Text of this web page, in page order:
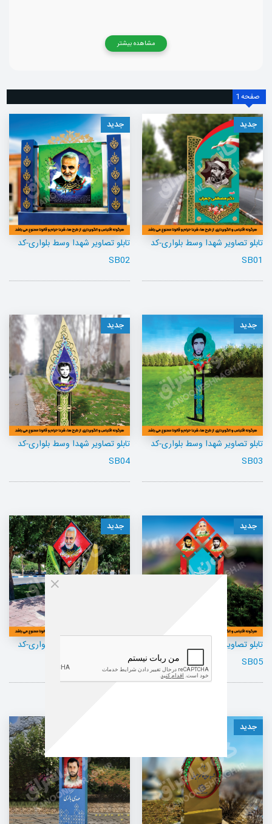
مشاهده بیشتر
صفحه 1
جدید
تابلو تصاویر شهدا وسط بلواری-کد
SB01
جدید
تابلو تصاویر شهدا وسط بلواری-کد
SB02
جدید
تابلو تصاویر شهدا وسط بلواری-کد
SB03
جدید
تابلو تصاویر شهدا وسط بلواری-کد
SB04
جدید
تابلو تصاویر شهدا وسط بلواری-کد
SB05
جدید
تابلو تصاویر شهدا وسط بلواری-کد
SB06
جدید